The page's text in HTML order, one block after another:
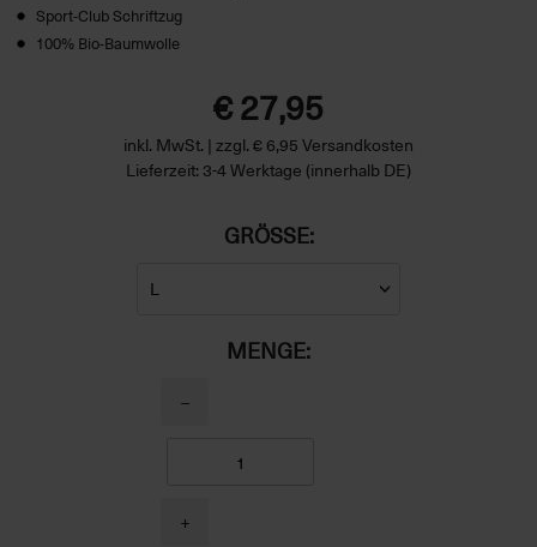
Sport-Club Schriftzug
100% Bio-Baumwolle
€ 27,95
inkl. MwSt. | zzgl. € 6,95 Versandkosten
Lieferzeit: 3-4 Werktage (innerhalb DE)
GRÖSSE:
MENGE:
−
+